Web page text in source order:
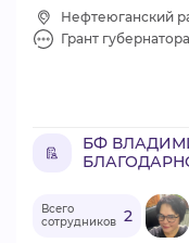
Нефтеюганский
Грант
БФ
Всего
сотрудников 2